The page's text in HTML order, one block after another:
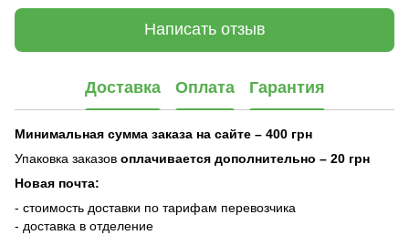
Написать отзыв
Доставка Оплата Гарантия
Минимальная сумма заказа на сайте – 400 грн
Упаковка заказов оплачивается дополнительно – 20 грн
Новая почта:
- стоимость доставки по тарифам перевозчика
- доставка в отделение